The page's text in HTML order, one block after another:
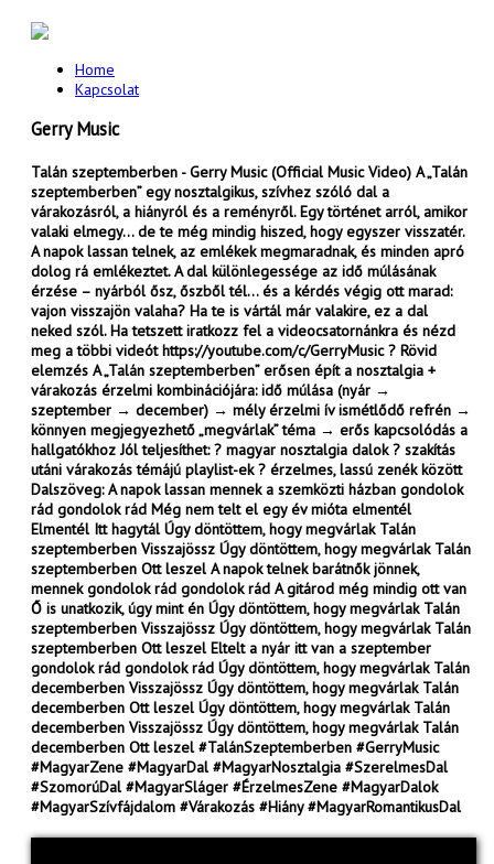
Home
Kapcsolat
Gerry Music
Talán szeptemberben - Gerry Music (Official Music Video) A „Talán
szeptemberben” egy nosztalgikus, szívhez szóló dal a
várakozásról, a hiányról és a reményről. Egy történet arról, amikor
valaki elmegy… de te még mindig hiszed, hogy egyszer visszatér.
A napok lassan telnek, az emlékek megmaradnak, és minden apró
dolog rá emlékeztet. A dal különlegessége az idő múlásának
érzése – nyárból ősz, őszből tél… és a kérdés végig ott marad:
vajon visszajön valaha? Ha te is vártál már valakire, ez a dal
neked szól. Ha tetszett iratkozz fel a videocsatornánkra és nézd
meg a többi videót https://youtube.com/c/GerryMusic ? Rövid
elemzés A „Talán szeptemberben” erősen épít a nosztalgia +
várakozás érzelmi kombinációjára: idő múlása (nyár →
szeptember → december) → mély érzelmi ív ismétlődő refrén →
könnyen megjegyezhető „megvárlak” téma → erős kapcsolódás a
hallgatókhoz Jól teljesíthet: ? magyar nosztalgia dalok ? szakítás
utáni várakozás témájú playlist-ek ? érzelmes, lassú zenék között
Dalszöveg: A napok lassan mennek a szemközti házban gondolok
rád gondolok rád Még nem telt el egy év mióta elmentél
Elmentél Itt hagytál Úgy döntöttem, hogy megvárlak Talán
szeptemberben Visszajössz Úgy döntöttem, hogy megvárlak Talán
szeptemberben Ott leszel A napok telnek barátnők jönnek,
mennek gondolok rád gondolok rád A gitárod még mindig ott van
Ő is unatkozik, úgy mint én Úgy döntöttem, hogy megvárlak Talán
szeptemberben Visszajössz Úgy döntöttem, hogy megvárlak Talán
szeptemberben Ott leszel Eltelt a nyár itt van a szeptember
gondolok rád gondolok rád Úgy döntöttem, hogy megvárlak Talán
decemberben Visszajössz Úgy döntöttem, hogy megvárlak Talán
decemberben Ott leszel Úgy döntöttem, hogy megvárlak Talán
decemberben Visszajössz Úgy döntöttem, hogy megvárlak Talán
decemberben Ott leszel #TalánSzeptemberben #GerryMusic
#MagyarZene #MagyarDal #MagyarNosztalgia #SzerelmesDal
#SzomorúDal #MagyarSláger #ÉrzelmesZene #MagyarDalok
#MagyarSzívfájdalom #Várakozás #Hiány #MagyarRomantikusDal